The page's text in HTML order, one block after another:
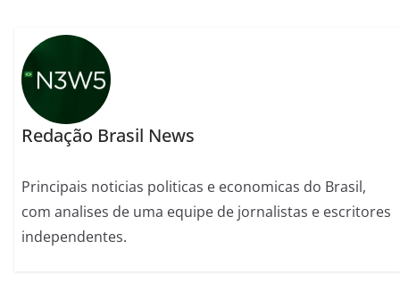
Redação Brasil News
Principais noticias politicas e economicas do Brasil,
com analises de uma equipe de jornalistas e escritores
independentes.